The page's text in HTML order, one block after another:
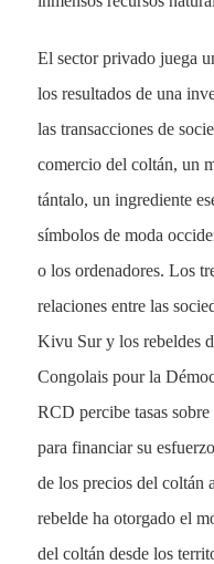
El sector privado juega
los resultados de una
las transacciones de
comercio del coltán, un
tántalo, un ingrediente
símbolos de moda
o los ordenadores. Los
relaciones entre las
Kivu Sur y los rebeldes
Congolais pour la
RCD percibe tasas
para financiar su
de los precios del coltán
rebelde ha otorgado el
del coltán desde los